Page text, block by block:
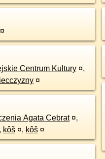
¤
Centrum Kultury ¤,
¤
Agata Cebrat ¤,
, kôš ¤, kôš ¤